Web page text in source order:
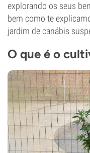
explorando os seus
bem como te
jardim de canábis
O que é o